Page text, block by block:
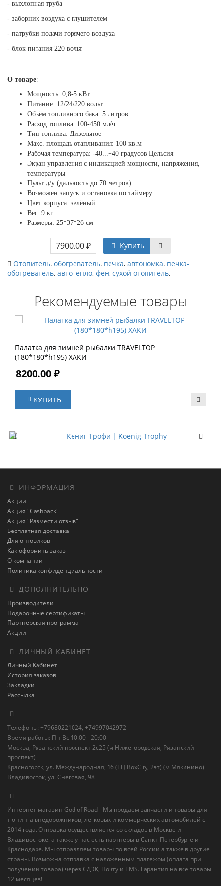
- выхлопная труба
- заборник воздуха с глушителем
- патрубки подачи горячего воздуха
- блок питания 220 вольт
О товаре:
Мощность: 0,8-5 кВт
Питание: 12/24/220 вольт
Объём топливного бака: 5 литров
Расход топлива: 100-450 мл/ч
Тип топлива: Дизельное
Макс. площадь отапливания: 100 кв.м
Рабочая температура: -40...+40 градусов Цельсия
Экран управления с индикацией мощности, напряжения,
температуры
Пульт д/у (дальность до 70 метров)
Возможен запуск и остановка по таймеру
Цвет корпуса: зелёный
Вес: 9 кг
Размеры: 25*37*26 см
7900.00 ₽
Купить
Отопитель, обогреватель, печка, автономка, печка-
обогреватель, автотепло, фен, сухой отопитель,
Рекомендуемые товары
Палатка для зимней рыбалки TRAVELTOP
(180*180*h195) ХАКИ
8200.00 ₽
КУПИТЬ
ИНФОРМАЦИЯ
Акции
Акция "Cashback"
Акция "Размести отзыв"
Бесплатная доставка
Для оптовиков
Как оформить заказ
О компании
Политика конфиденциальности
ДОПОЛНИТЕЛЬНО
Производители
Подарочные сертификаты
Партнерская программа
Акции
ЛИЧНЫЙ КАБИНЕТ
Личный Кабинет
История заказов
Закладки
Рассылка
Телефоны: +79680221024, +74997042972
Время работы: Пн-Вс 10:00 - 20:00
Москва, Рязанский проспект 2с25 (м Нижегородская, Рязанский
проспект)
Красногорск, ул. Международная, 16 (ТЦ BoxСity, 2эт) (м Мякинино)
Владивосток, ул. Снеговая, 98
Интернет-магазин God of Road - Мы продаём запчасти и товары для
тюнинга внедорожников, легковых и коммерческих автомобилей с
2014 года. Отправка осуществляется со складов в Москве и
Владивостоке, а также у нас есть партнёры в Санкт-Петербурге и
Краснодаре. Мы отправляем товары по всей России а также в другие
страны. Возможна отправка с наложенным платежом (оплата при
получении товара) через СДЭК, Почту и EMS. Гарантия на все товары
12 месяцев!